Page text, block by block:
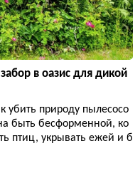
в оазис для дикой
убить природу пылесосо
быть бесформенной, ко
птиц, укрывать ежей и б